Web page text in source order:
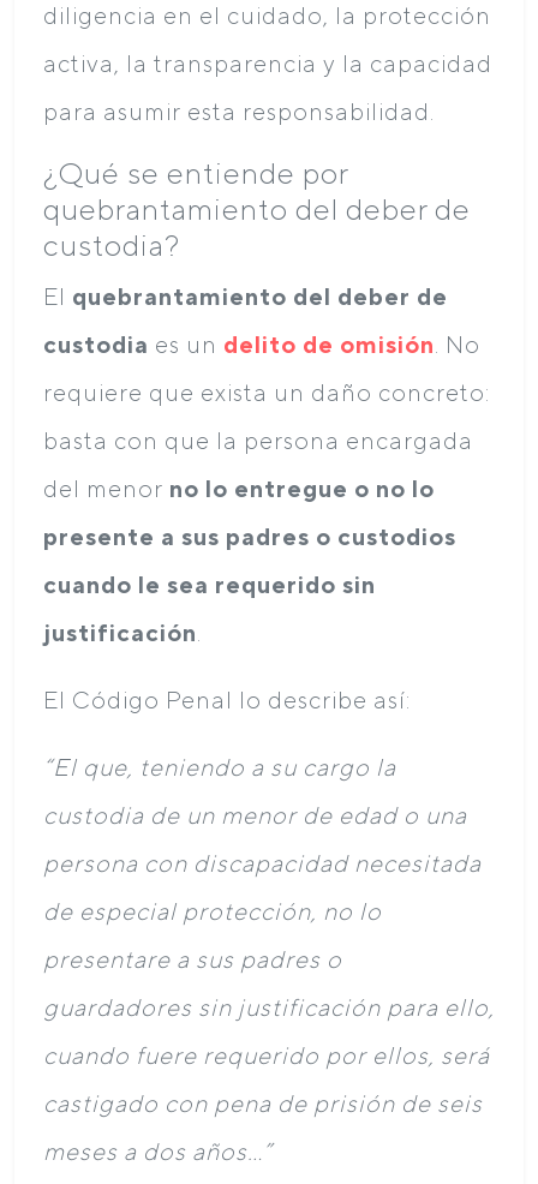
diligencia en el cuidado, la protección
activa, la transparencia y la capacidad
para asumir esta responsabilidad.
¿Qué se entiende por
quebrantamiento del deber de
custodia?
El quebrantamiento del deber de
custodia es un delito de omisión . No
requiere que exista un daño concreto:
basta con que la persona encargada
del menor no lo entregue o no lo
presente a sus padres o custodios
cuando le sea requerido sin
justificación
El Código Penal lo describe así:
“El que, teniendo a su cargo la
custodia de un menor de edad o una
persona con discapacidad necesitada
de especial protección, no lo
presentare a sus padres o
guardadores sin justificación para ello,
cuando fuere requerido por ellos, será
castigado con pena de prisión de seis
meses a dos años…”